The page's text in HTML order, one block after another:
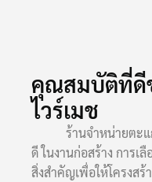
คุณสมบัติที่ดี
ไวร์เมช
ร้านจำหน่ายตะแก
ดี ในงานก่อสร้าง การเ
สิ่งสำคัญเพื่อให้โครงส